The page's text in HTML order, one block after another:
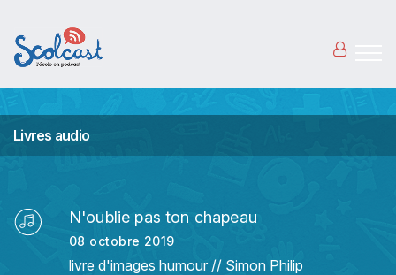
Livres audio
N'oublie pas ton chapeau
08 octobre 2019
livre d'images humour // Simon Philip